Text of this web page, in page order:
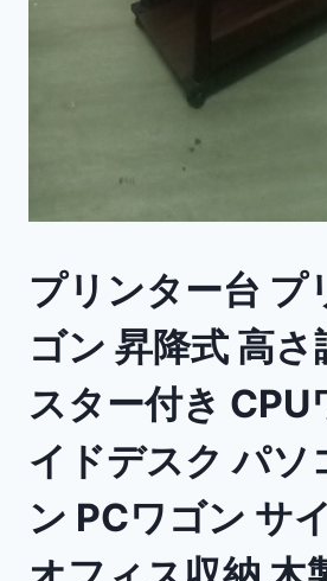
プリンター台 プ
ゴン 昇降式 高さ
スター付き CPU
イドデスク パソ
ン PCワゴン サ